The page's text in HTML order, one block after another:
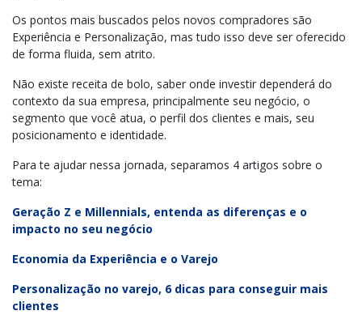
Os pontos mais buscados pelos novos compradores são
Experiência e Personalização, mas tudo isso deve ser oferecido
de forma fluida, sem atrito.
Não existe receita de bolo, saber onde investir dependerá do
contexto da sua empresa, principalmente seu negócio, o
segmento que você atua, o perfil dos clientes e mais, seu
posicionamento e identidade.
Para te ajudar nessa jornada, separamos 4 artigos sobre o
tema:
Geração Z e Millennials, entenda as diferenças e o
impacto no seu negócio
Economia da Experiência e o Varejo
Personalização no varejo, 6 dicas para conseguir mais
clientes